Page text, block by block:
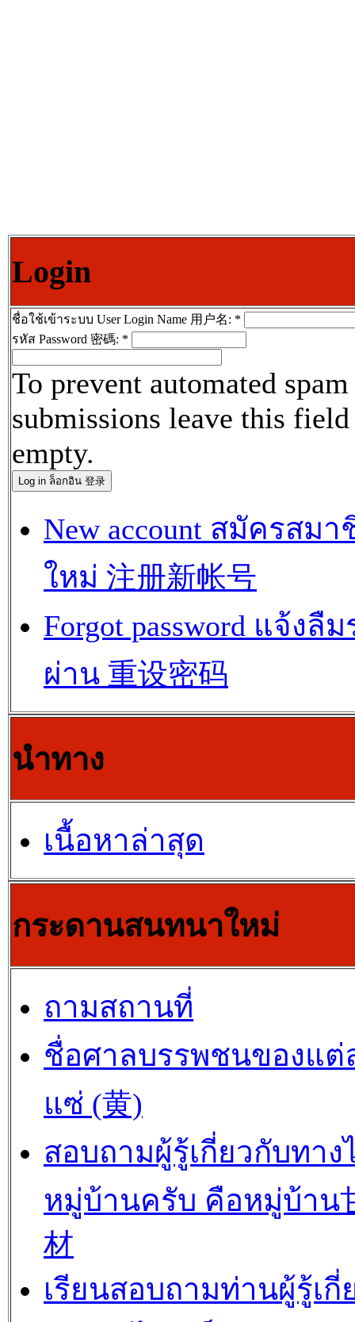
Login
ชื่อใช้เข้าระบบ User Login Name 用户名: *
รหัส Password 密碼: *
To prevent automated spam
submissions leave this field
empty.
New account สมัครสมา
ใหม่ 注册新帐号
Forgot password แจ้งลื
ผ่าน 重设密码
นำทาง
เนื้อหาล่าสุด
กระดานสนทนาใหม่
ถามสถานที่
ชื่อศาลบรรพชนของแต่
แซ่ (黄)
สอบถามผู้รู้เกี่ยวกับทาง
หมู่บ้านครับ คือหมู่บ้าน
材
เรียนสอบถามท่านผู้รู้เกี่